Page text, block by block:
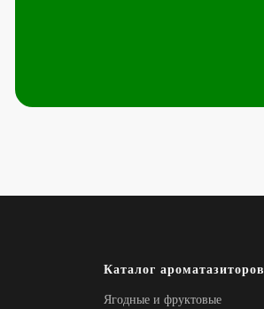
Каталог ароматазиторов
Ягодные и фруктовые